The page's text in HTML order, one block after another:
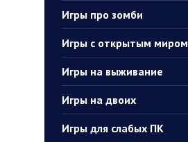
Игры про зомби
Игры с открытым миром
Игры на выживание
Игры на двоих
Игры для слабых ПК